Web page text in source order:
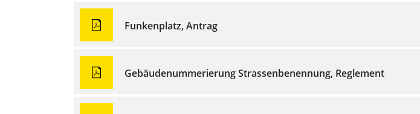
Funkenplatz, Antrag
Gebäudenummerierung Strassenbenennung, Reglement